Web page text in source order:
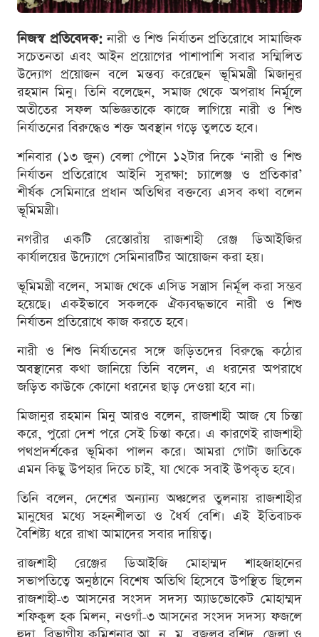
নিজস্ব প্রতিবেদক:নারী ও শিশু নির্যাতন প্রতিরোধে সামাজিক
সচেতনতা এবং আইন প্রয়োগের পাশাপাশি সবার সম্মিলিত
উদ্যোগ প্রয়োজন বলে মন্তব্য করেছেন ভূমিমন্ত্রী মিজানুর
রহমান মিনু। তিনি বলেছেন, সমাজ থেকে অপরাধ নির্মূলে
অতীতের সফল অভিজ্ঞতাকে কাজে লাগিয়ে নারী ও শিশু
নির্যাতনের বিরুদ্ধেও শক্ত অবস্থান গড়ে তুলতে হবে।
শনিবার (১৩ জুন) বেলা পৌনে ১২টার দিকে ‘নারী ও শিশু
নির্যাতন প্রতিরোধে আইনি সুরক্ষা: চ্যালেঞ্জ ও প্রতিকার’
শীর্ষক সেমিনারে প্রধান অতিথির বক্তব্যে এসব কথা বলেন
ভূমিমন্ত্রী।
নগরীর একটি রেস্তোরাঁয় রাজশাহী রেঞ্জ ডিআইজির
কার্যালয়ের উদ্যোগে সেমিনারটির আয়োজন করা হয়।
ভূমিমন্ত্রী বলেন, সমাজ থেকে এসিড সন্ত্রাস নির্মূল করা সম্ভব
হয়েছে। একইভাবে সকলকে ঐক্যবদ্ধভাবে নারী ও শিশু
নির্যাতন প্রতিরোধে কাজ করতে হবে।
নারী ও শিশু নির্যাতনের সঙ্গে জড়িতদের বিরুদ্ধে কঠোর
অবস্থানের কথা জানিয়ে তিনি বলেন, এ ধরনের অপরাধে
জড়িত কাউকে কোনো ধরনের ছাড় দেওয়া হবে না।
মিজানুর রহমান মিনু আরও বলেন, রাজশাহী আজ যে চিন্তা
করে, পুরো দেশ পরে সেই চিন্তা করে। এ কারণেই রাজশাহী
পথপ্রদর্শকের ভূমিকা পালন করে। আমরা গোটা জাতিকে
এমন কিছু উপহার দিতে চাই, যা থেকে সবাই উপকৃত হবে।
তিনি বলেন, দেশের অন্যান্য অঞ্চলের তুলনায় রাজশাহীর
মানুষের মধ্যে সহনশীলতা ও ধৈর্য বেশি। এই ইতিবাচক
বৈশিষ্ট্য ধরে রাখা আমাদের সবার দায়িত্ব।
রাজশাহী রেঞ্জের ডিআইজি মোহাম্মদ শাহজাহানের
সভাপতিত্বে অনুষ্ঠানে বিশেষ অতিথি হিসেবে উপস্থিত ছিলেন
রাজশাহী-৩ আসনের সংসদ সদস্য অ্যাডভোকেট মোহাম্মদ
শফিকুল হক মিলন, নওগাঁ-৩ আসনের সংসদ সদস্য ফজলে